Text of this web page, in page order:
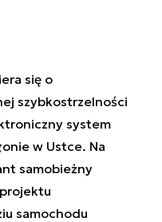
się o
szybkostrzelności
system
w Ustce. Na
samobieżny
samochodu